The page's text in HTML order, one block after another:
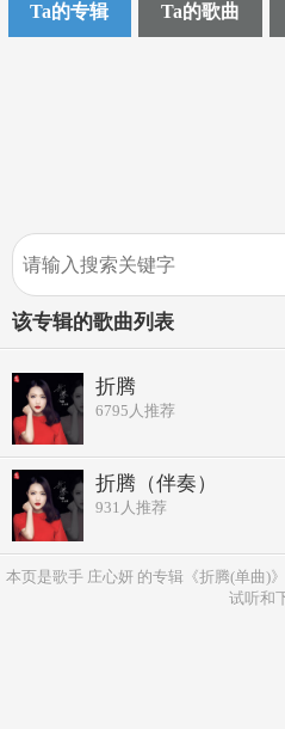
Ta的专辑 Ta的歌曲
该专辑的歌曲列表
折腾
6795 人推荐
折腾（伴奏）
931 人推荐
本页是歌手 庄心妍 的专辑《折腾(单曲)
试听和